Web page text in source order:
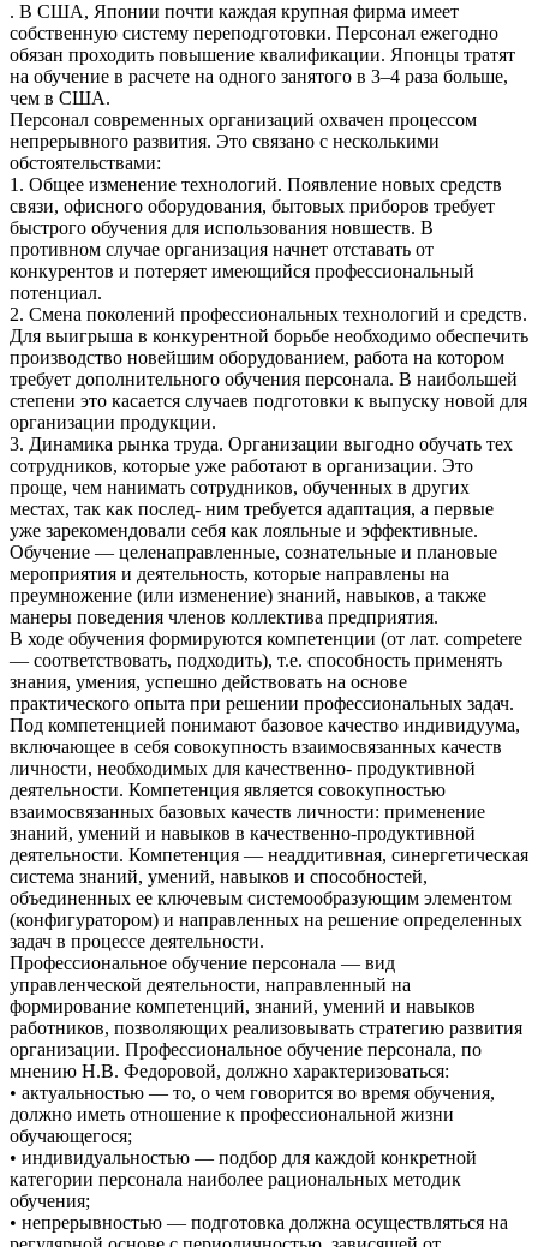
. В США, Японии почти каждая крупная фирма имеет
собственную систему переподготовки. Персонал ежегодно
обязан проходить повышение квалификации. Японцы тратят
на обучение в расчете на одного занятого в 3–4 раза больше,
чем в США.
Персонал современных организаций охвачен процессом
непрерывного развития. Это связано с несколькими
обстоятельствами:
1. Общее изменение технологий. Появление новых средств
связи, офисного оборудования, бытовых приборов требует
быстрого обучения для использования новшеств. В
противном случае организация начнет отставать от
конкурентов и потеряет имеющийся профессиональный
потенциал.
2. Смена поколений профессиональных технологий и средств.
Для выигрыша в конкурентной борьбе необходимо обеспечить
производство новейшим оборудованием, работа на котором
требует дополнительного обучения персонала. В наибольшей
степени это касается случаев подготовки к выпуску новой для
организации продукции.
3. Динамика рынка труда. Организации выгодно обучать тех
сотрудников, которые уже работают в организации. Это
проще, чем нанимать сотрудников, обученных в других
местах, так как послед- ним требуется адаптация, а первые
уже зарекомендовали себя как лояльные и эффективные.
Обучение — целенаправленные, сознательные и плановые
мероприятия и деятельность, которые направлены на
преумножение (или изменение) знаний, навыков, а также
манеры поведения членов коллектива предприятия.
В ходе обучения формируются компетенции (от лат. competere
— соответствовать, подходить), т.е. способность применять
знания, умения, успешно действовать на основе
практического опыта при решении профессиональных задач.
Под компетенцией понимают базовое качество индивидуума,
включающее в себя совокупность взаимосвязанных качеств
личности, необходимых для качественно- продуктивной
деятельности. Компетенция является совокупностью
взаимосвязанных базовых качеств личности: применение
знаний, умений и навыков в качественно-продуктивной
деятельности. Компетенция — неаддитивная, синергетическая
система знаний, умений, навыков и способностей,
объединенных ее ключевым системообразующим элементом
(конфигуратором) и направленных на решение определенных
задач в процессе деятельности.
Профессиональное обучение персонала — вид
управленческой деятельности, направленный на
формирование компетенций, знаний, умений и навыков
работников, позволяющих реализовывать стратегию развития
организации. Профессиональное обучение персонала, по
мнению Н.В. Федоровой, должно характеризоваться:
• актуальностью — то, о чем говорится во время обучения,
должно иметь отношение к профессиональной жизни
обучающегося;
• индивидуальностью — подбор для каждой конкретной
категории персонала наиболее рациональных методик
обучения;
• непрерывностью — подготовка должна осуществляться на